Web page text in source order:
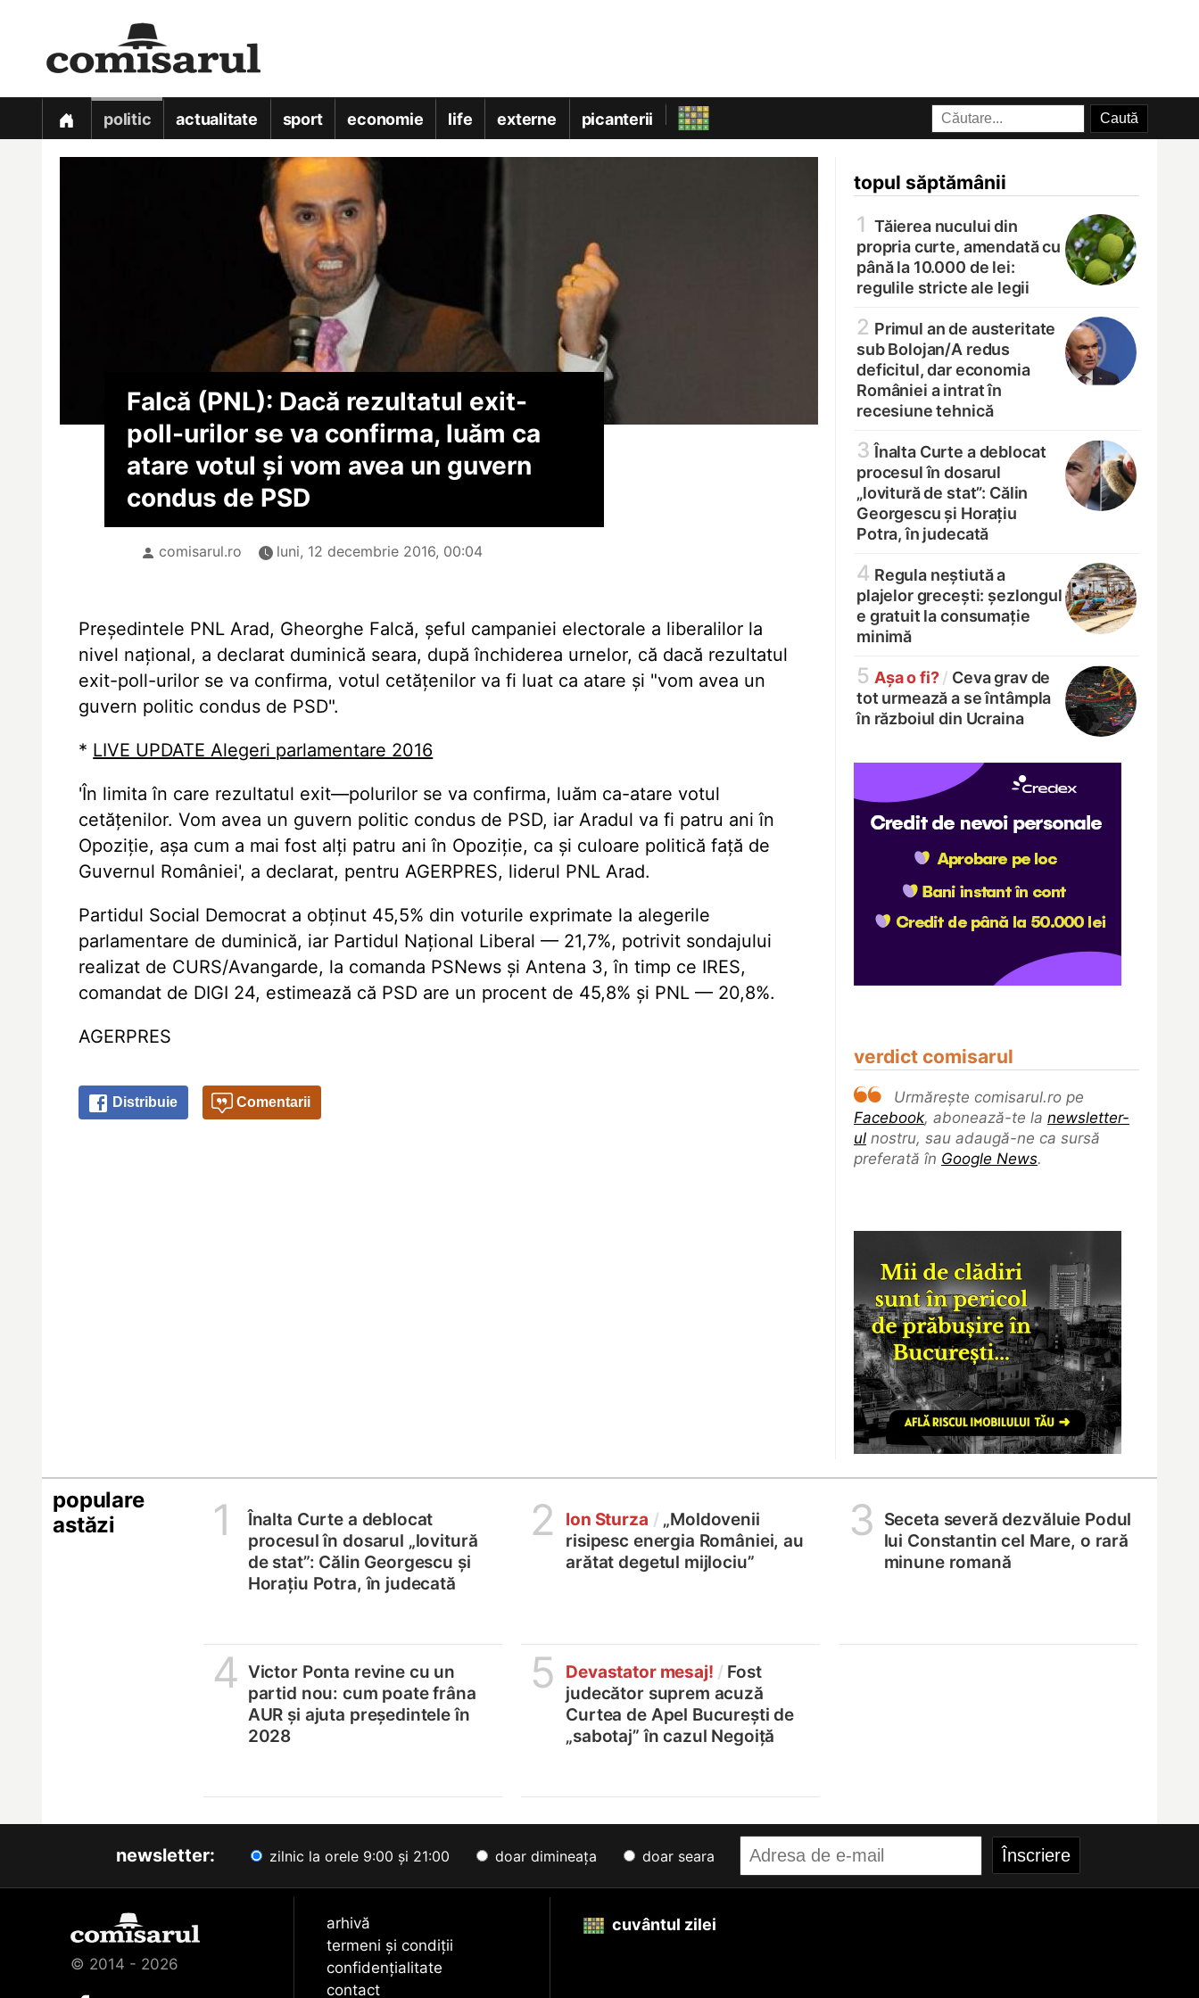
politic actualitate sport economie life externe picanterii
topul săptămânii
1 Tăierea nucului din
propria curte, amendată cu
până la 10.000 de lei:
regulile stricte ale legii
2 Primul an de austeritate
sub Bolojan/A redus
deficitul, dar economia
României a intrat în
recesiune tehnică
3 Înalta Curte a deblocat
procesul în dosarul
„lovitură de stat”: Călin
Georgescu și Horațiu
Potra, în judecată
4 Regula neștiută a
plajelor grecești: șezlongul
e gratuit la consumație
minimă
5 Așa o fi? / Ceva grav de
tot urmează a se întâmpla
în războiul din Ucraina
verdict comisarul
Urmărește comisarul.ro pe
Facebook, abonează-te la newsletter-
ul nostru, sau adaugă-ne ca sursă
preferată în Google News.
Falcă (PNL): Dacă rezultatul exit-
poll-urilor se va confirma, luăm ca
atare votul și vom avea un guvern
condus de PSD
comisarul.ro luni, 12 decembrie 2016, 00:04
Președintele PNL Arad, Gheorghe Falcă, șeful campaniei electorale a liberalilor la
nivel național, a declarat duminică seara, după închiderea urnelor, că dacă rezultatul
exit-poll-urilor se va confirma, votul cetățenilor va fi luat ca atare și "vom avea un
guvern politic condus de PSD".
* LIVE UPDATE Alegeri parlamentare 2016
'În limita în care rezultatul exit—polurilor se va confirma, luăm ca-atare votul
cetățenilor. Vom avea un guvern politic condus de PSD, iar Aradul va fi patru ani în
Opoziție, așa cum a mai fost alți patru ani în Opoziție, ca și culoare politică față de
Guvernul României', a declarat, pentru AGERPRES, liderul PNL Arad.
Partidul Social Democrat a obținut 45,5% din voturile exprimate la alegerile
parlamentare de duminică, iar Partidul Național Liberal — 21,7%, potrivit sondajului
realizat de CURS/Avangarde, la comanda PSNews și Antena 3, în timp ce IRES,
comandat de DIGI 24, estimează că PSD are un procent de 45,8% și PNL — 20,8%.
AGERPRES
Distribuie Comentarii
populare
astăzi
1
Înalta Curte a deblocat
procesul în dosarul „lovitură
de stat”: Călin Georgescu și
Horațiu Potra, în judecată
2 Ion Sturza / „Moldovenii
risipesc energia României, au
arătat degetul mijlociu”
3
Seceta severă dezvăluie Podul
lui Constantin cel Mare, o rară
minune romană
4 Victor Ponta revine cu un
partid nou: cum poate frâna
AUR și ajuta președintele în
2028
5 Devastator mesaj! / Fost
judecător suprem acuză
Curtea de Apel București de
„sabotaj” în cazul Negoiță
newsletter: zilnic la orele 9:00 și 21:00 doar dimineața doar seara
© 2014 - 2026
arhivă
termeni și condiții
confidențialitate
contact
cuvântul zilei